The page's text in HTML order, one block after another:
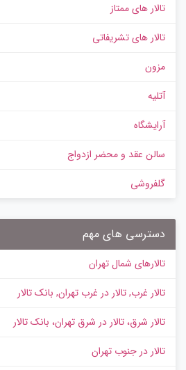
تالار های ممتاز
تالار های تشریفاتی
مزون
آتلیه
آرایشگاه
سالن عقد و محضر ازدواج
گلفروشی
دسترسی های مهم
تالارهای شمال تهران
تالار غرب, تالار در غرب تهران, بانک تالار
تالار شرق، تالار در شرق تهران، بانک تالار
تالار در جنوب تهران